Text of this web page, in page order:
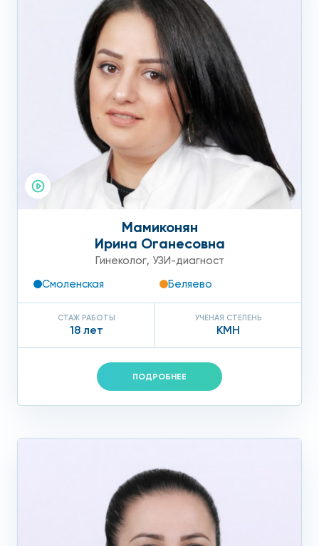
Мамиконян
Ирина Оганесовна
Гинеколог, УЗИ-диагност
Смоленская
Беляево
СТАЖ РАБОТЫ
18 лет
УЧЕНАЯ СТЕПЕНЬ
КМН
ПОДРОБНЕЕ